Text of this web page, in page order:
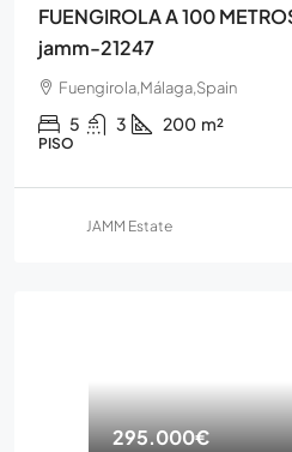
FUENGIROLA A 100
jamm-21247
Fuengirola,Málaga,Spain
5 3 200 m²
PISO
JAMM Estate
295.000€